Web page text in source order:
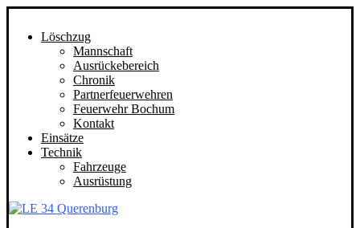
Löschzug
Mannschaft
Ausrückebereich
Chronik
Partnerfeuerwehren
Feuerwehr Bochum
Kontakt
Einsätze
Technik
Fahrzeuge
Ausrüstung